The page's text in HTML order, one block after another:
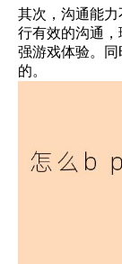
其次，沟通能
行有效的沟通
强游戏体验。
的。